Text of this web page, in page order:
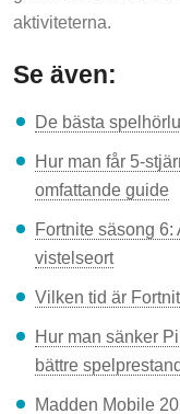
aktiviteterna.
Se även:
De bästa
Hur man får 5-
omfattande guide
Fortnite säsong 6:
vistelseort
Vilken tid är
Hur man sänker
bättre
Madden Mobile